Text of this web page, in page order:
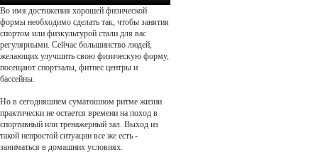
Во имя достижения хорошей физической
формы необходимо сделать так, чтобы занятия
спортом или физкультурой стали для вас
регулярными. Сейчас большинство людей,
желающих улучшить свою физическую форму,
посещают спортзалы, фитнес центры и
бассейны.
Но в сегодняшнем суматошном ритме жизни
практически не остается времени на поход в
спортивный или тренажерный зал. Выход из
такой непростой ситуации все же есть -
заниматься в домашних условиях.